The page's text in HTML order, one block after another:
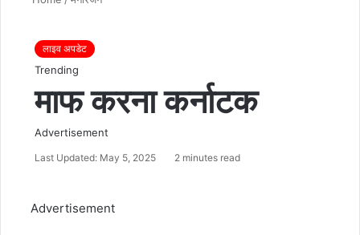
लाइव अपडेट
Trending
माफ करना कर्नाटक
Advertisement
Last Updated: May 5, 2025 2 minutes read
Advertisement